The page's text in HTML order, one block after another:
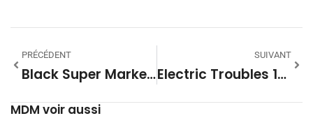
PRÉCÉDENT
Black Super Market Saison 28 08
SUIVANT
Electric Troubles 1696 – Playlist
MDM voir aussi